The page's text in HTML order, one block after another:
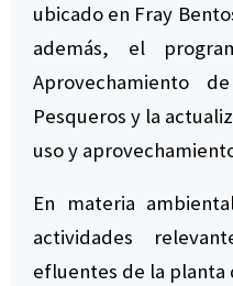
ubicado en Fray
además, el
Aprovechamiento
Pesqueros y la
uso y
En materia
actividades
efluentes de la planta